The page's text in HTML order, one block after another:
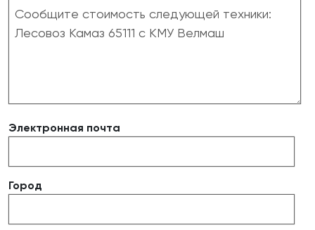
Электронная почта
Город